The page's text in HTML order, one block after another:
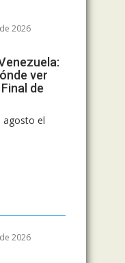
2026
ver
de
agosto el
2026